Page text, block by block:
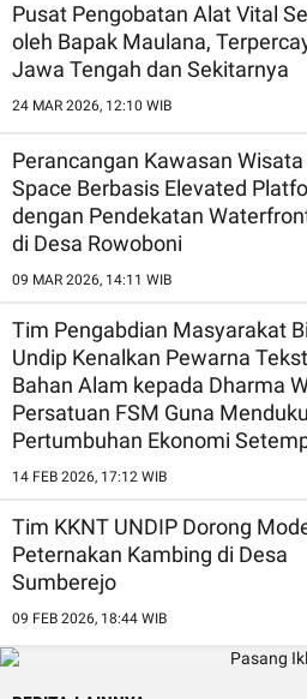
Pusat Pengobatan Alat Vital
oleh Bapak Maulana,
Jawa Tengah dan Sekitarnya
24 MAR 2026, 12:10 WIB
Perancangan Kawasan Wisata
Space Berbasis Elevated
dengan Pendekatan
di Desa Rowoboni
09 MAR 2026, 14:11 WIB
Tim Pengabdian Masyarakat
Undip Kenalkan Pewarna
Bahan Alam kepada Dharma
Persatuan FSM Guna
Pertumbuhan Ekonomi
14 FEB 2026, 17:12 WIB
Tim KKNT UNDIP Dorong
Peternakan Kambing di Desa
Sumberejo
09 FEB 2026, 18:44 WIB